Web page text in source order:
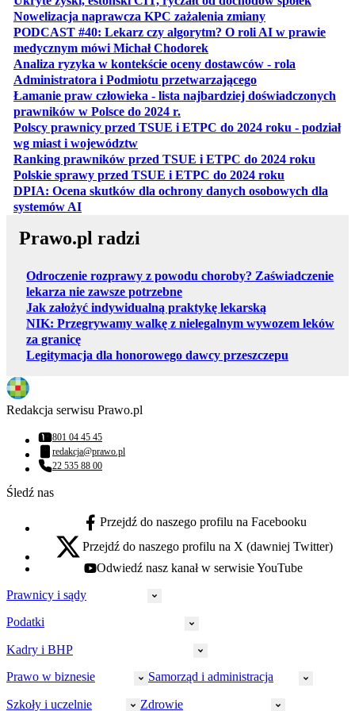
Nowelizacja naprawcza KPC zażalenia zmianyotwiera się w
PODCAST #40: Lekarz czy algorytm? O roli AI w prawie
medycznym mówi Michał Chodorekotwiera się w nowej karcie
Analiza ryzyka w kontekście oceny dostawców - rola
Administratora i Podmiotu przetwarzającegootwiera się w
Łamanie praw człowieka - lista najbardziej doświadczonych
prawników w Polsce do 2024 r.
Polscy prawnicy przed TSUE i ETPC do 2024 roku - podział
wg miast i województwotwiera się w nowej karcie
Ranking prawników przed TSUE i ETPC do 2024 roku
Polskie sprawy przed TSUE i ETPC do 2024 roku
DPIA: Ocena skutków dla ochrony danych osobowych dla
systemów AIotwiera się w nowej karcie
Prawo.pl radzi
Odroczenie rozprawy z powodu choroby? Zaświadczenie
lekarza nie zawsze potrzebne
Jak założyć indywidualną praktykę lekarską
NIK: Przegrywamy walkę z nielegalnym wywozem leków
za granicę
Legitymacja dla honorowego dawcy przeszczepu
Redakcja serwisu Prawo.pl
Numer telefonu:
801 04 45 45
Adres email:
redakcja@prawo.pl
Numer telefonu:
22 535 88 00
Śledź nas
facebook - otwiera się w nowej karcie
Przejdź do naszego profilu na Facebooku
x - otwiera się w nowej karcie
Przejdź do naszego profilu na X (dawniej Twitter)
youtube - otwiera się w nowej karcie
Odwiedź nasz kanał w serwisie YouTube
Prawnicy i sądy
Prawnicy
Policja
Strefa aplikanta
Podatki
CIT
Akcyza
Kadry i BHP
HR
Prawo w biznesie Samorząd i administracja
Szkoły i uczelnie Zdrowie